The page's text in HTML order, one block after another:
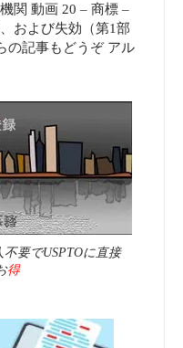
関 動画 20 – 商標 –
および失効（第1部
の記事もどうぞ アル
要でUSPTOに直接
得